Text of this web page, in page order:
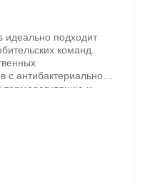
идеально подходит
команд.
антибактериальной
и
обладает
и стильным